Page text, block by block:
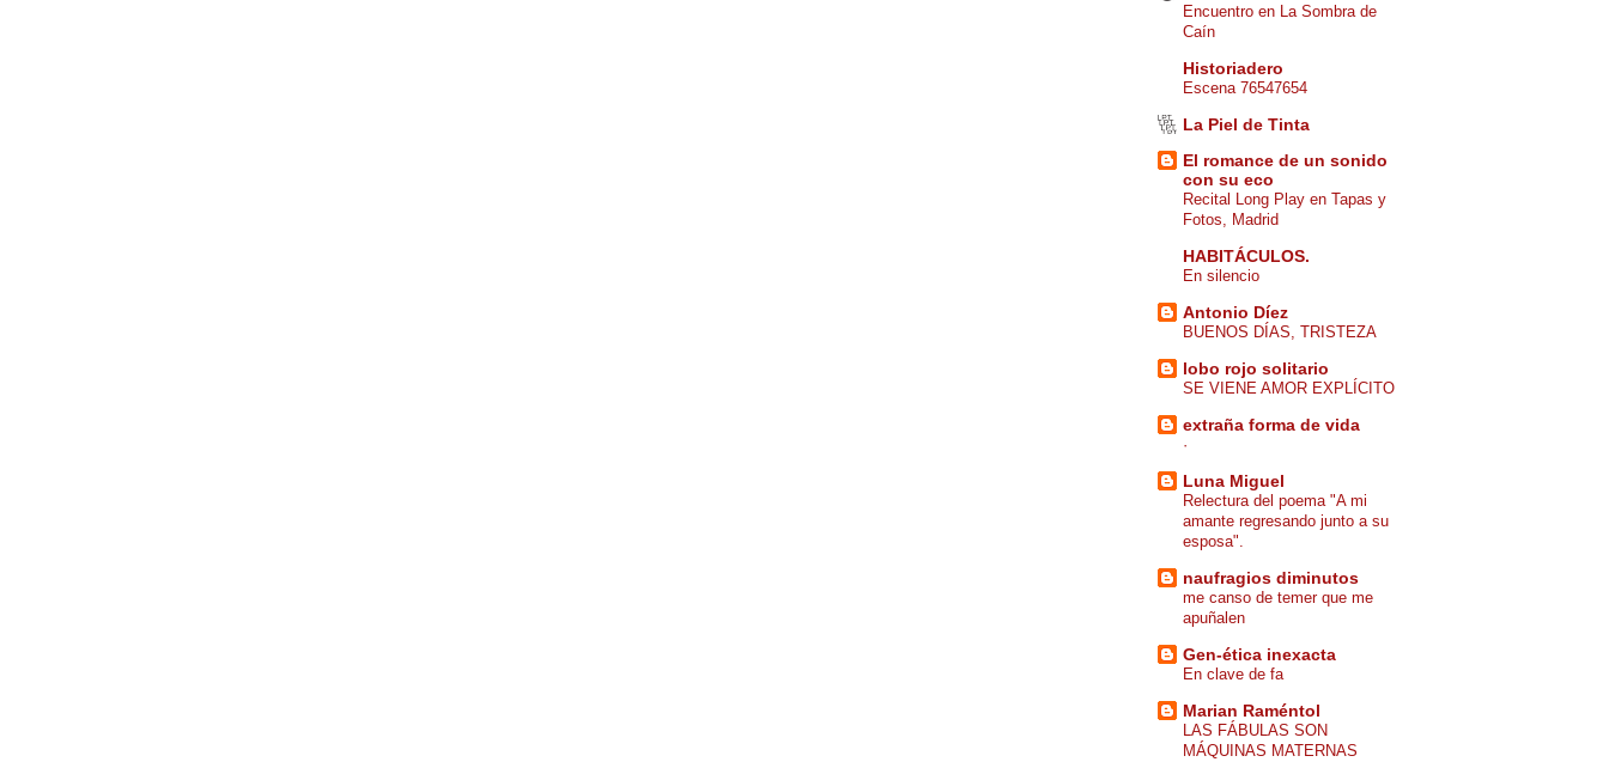
Encuentro en La Sombra de
Caín
Historiadero
Escena 76547654
La Piel de Tinta
El romance de un sonido
con su eco
Recital Long Play en Tapas y
Fotos, Madrid
HABITÁCULOS.
En silencio
Antonio Díez
BUENOS DÍAS, TRISTEZA
lobo rojo solitario
SE VIENE AMOR EXPLÍCITO
extraña forma de vida
·
Luna Miguel
Relectura del poema "A mi
amante regresando junto a su
esposa".
naufragios diminutos
me canso de temer que me
apuñalen
Gen-ética inexacta
En clave de fa
Marian Raméntol
LAS FÁBULAS SON
MÁQUINAS MATERNAS